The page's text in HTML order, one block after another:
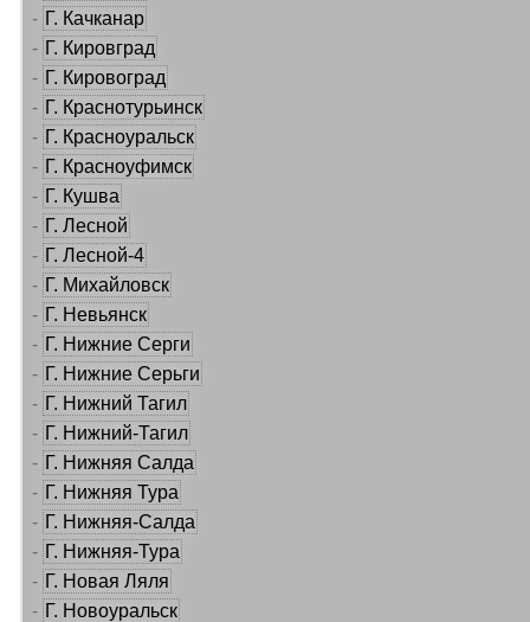
- Г. Качканар
- Г. Кировград
- Г. Кировоград
- Г. Краснотурьинск
- Г. Красноуральск
- Г. Красноуфимск
- Г. Кушва
- Г. Лесной
- Г. Лесной-4
- Г. Михайловск
- Г. Невьянск
- Г. Нижние Серги
- Г. Нижние Серьги
- Г. Нижний Тагил
- Г. Нижний-Тагил
- Г. Нижняя Салда
- Г. Нижняя Тура
- Г. Нижняя-Салда
- Г. Нижняя-Тура
- Г. Новая Ляля
- Г. Новоуральск